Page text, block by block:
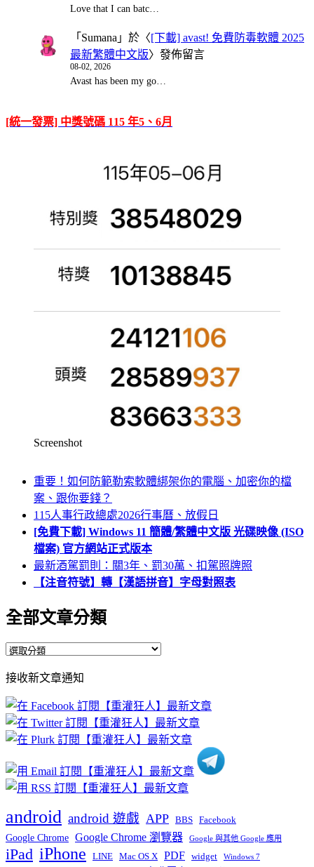
Love that I can batc…
「 Sumana 」於〈[下載] avast! 免費防毒軟體 2025
最新繁體中文版〉發佈留言
08-02, 2026
Avast has been my go…
[統一發票] 中獎號碼 115 年5、6月
Screenshot
重要！如何防範勒索軟體綁架你的電腦、加密你的檔
案、跟你要錢？
115人事行政總處2026行事曆、放假日
[免費下載] Windows 11 簡體/繁體中文版 光碟映像 (ISO
檔案) 官方網站正式版本
最新酒駕罰則：關3年、罰30萬、扣駕照牌照
【注音符號】轉【漢語拼音】字母對照表
全部文章分類
全
文
章
分
類
接收新文章通知
android android 遊戲 APP BBS Facebook
Google Chrome Google Chrome 瀏覽器 Google 與其他 Google 應用
iPad iPhone LINE Mac OS X PDF widget Windows 7